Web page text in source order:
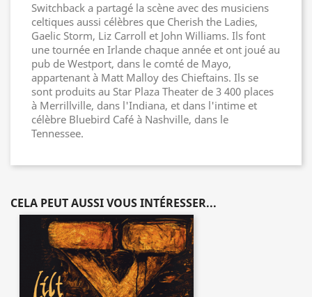
Switchback a partagé la scène avec des musiciens
celtiques aussi célèbres que Cherish the Ladies,
Gaelic Storm, Liz Carroll et John Williams. Ils font
une tournée en Irlande chaque année et ont joué au
pub de Westport, dans le comté de Mayo,
appartenant à Matt Malloy des Chieftains. Ils se
sont produits au Star Plaza Theater de 3 400 places
à Merrillville, dans l'Indiana, et dans l'intime et
célèbre Bluebird Café à Nashville, dans le
Tennessee.
CELA PEUT AUSSI VOUS INTÉRESSER...